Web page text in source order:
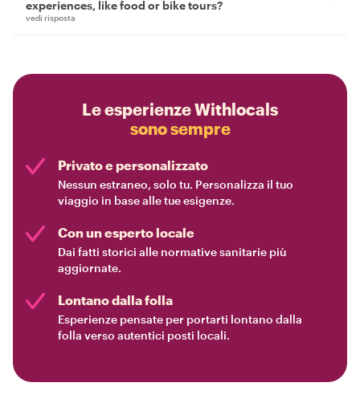
experiences, like food or bike tours?
vedi risposta
Le esperienze Withlocals
sono sempre
Privato e personalizzato
Nessun estraneo, solo tu. Personalizza il tuo
viaggio in base alle tue esigenze.
Con un esperto locale
Dai fatti storici alle normative sanitarie più
aggiornate.
Lontano dalla folla
Esperienze pensate per portarti lontano dalla
folla verso autentici posti locali.